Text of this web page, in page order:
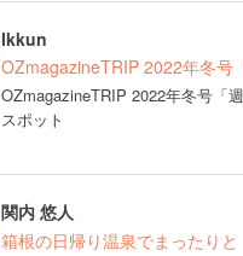
Ikkun
OZmagazineTRIP 2022年冬号
OZmagazineTRIP 2022年冬号「
スポット
関内 悠人
箱根の日帰り温泉でまったりと